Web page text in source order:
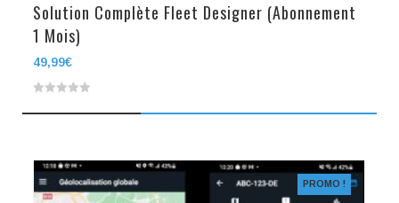
Solution Complète Fleet Designer (Abonnement
1 Mois)
49,99€
5 PROMO !